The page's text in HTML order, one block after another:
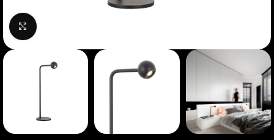
Нажмите, чтобы увеличить изображение